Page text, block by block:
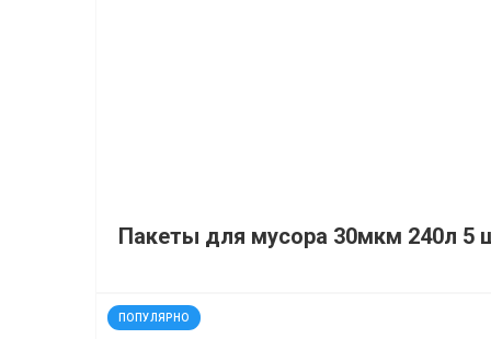
Пакеты для мусора 30мкм 240л 5
ПОПУЛЯРНО
код: 91266